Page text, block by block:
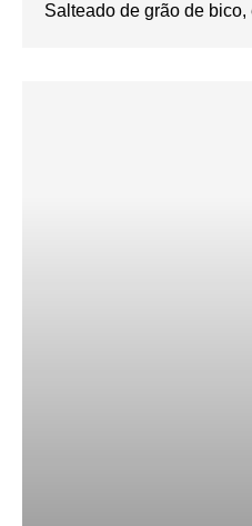
Salteado de grão de